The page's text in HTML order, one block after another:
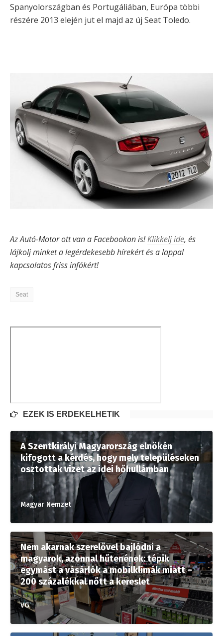
Spanyolországban és Portugáliában, Európa többi
részére 2013 elején jut el majd az új Seat Toledo.
Az Autó-Motor ott van a Facebookon is!Klikkelj ide, és
lájkolj minket a legérdekesebb hírekért és a lappal
kapcsolatos friss infókért!
Seat
EZEK IS ÉRDEKELHETIK
A Szentkirályi Magyarország elnökén
kifogott a kérdés, hogy mely településeken
osztottak vizet az idei hőhullámban
Magyar Nemzet
Nem akarnak szerelővel bajlódni a
magyarok, azonnal hűtenének: tépik
egymást a vásárlók a mobilklímák miatt –
200 százalékkal nőtt a kereslet
VG